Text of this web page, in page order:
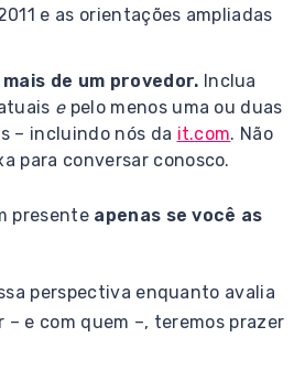
e as orientações ampliadas
de um provedor. Inclua
epelo menos uma ou duas
– incluindo nós da it.com. Não
para conversar conosco.
presente apenas se você as
perspectiva enquanto avalia
– e com quem –, teremos prazer